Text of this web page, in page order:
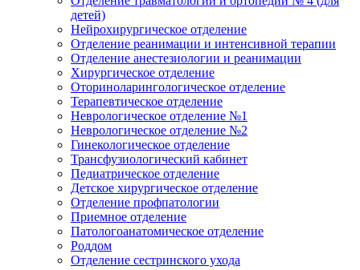
детей)
Нейрохирургическое отделение
Отделение реанимации и интенсивной терапии
Отделение анестезиологии и реанимации
Хирургическое отделение
Оториноларингологическое отделение
Терапевтическое отделение
Неврологическое отделение №1
Неврологическое отделение №2
Гинекологическое отделение
Трансфузиологический кабинет
Педиатрическое отделение
Детское хирургическое отделение
Отделение профпатологии
Приемное отделение
Патологоанатомическое отделение
Роддом
Отделение сестринского ухода